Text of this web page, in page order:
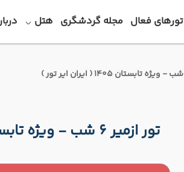
تورهای فعال مجله گردشگری هتل
تور ازمیر 6 شب - ویژه تابستان 1405 ( ایران ایر تور )